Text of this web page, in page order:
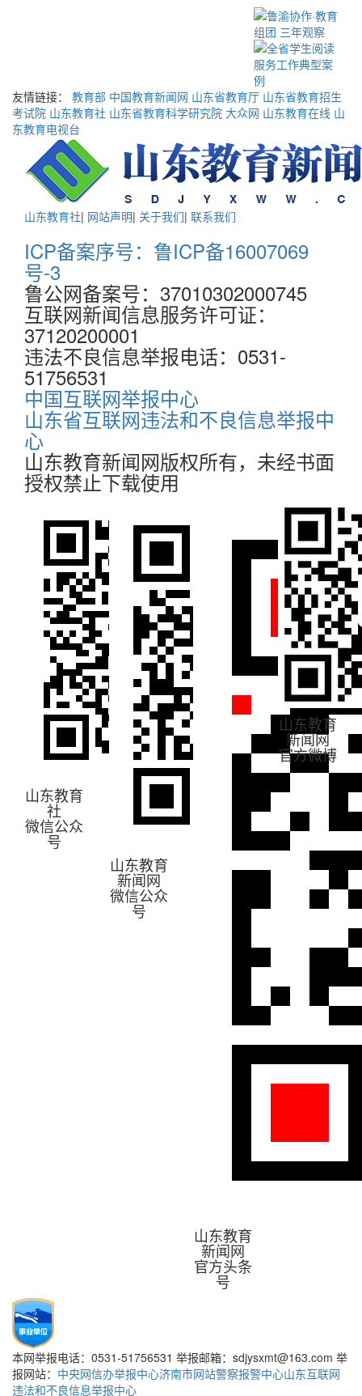
友情链接： 教育部 中国教育新闻网 山东省教育厅 山东省教育招生
考试院 山东教育社 山东省教育科学研究院 大众网 山东教育在线 山
东教育电视台
山东教育社| 网站声明| 关于我们| 联系我们
ICP备案序号：鲁ICP备16007069
号-3
鲁公网备案号：37010302000745
互联网新闻信息服务许可证：
37120200001
违法不良信息举报电话：0531-
51756531
中国互联网举报中心
山东省互联网违法和不良信息举报中
心
山东教育新闻网版权所有，未经书面
授权禁止下载使用
山东教育
社
微信公众
号
山东教育
新闻网
微信公众
号
山东教育
新闻网
官方头条
号
山东教育
新闻网
官方微博
本网举报电话：0531-51756531 举报邮箱：sdjysxmt@163.com 举
报网站： 中央网信办举报中心济南市网站警察报警中心山东互联网
违法和不良信息举报中心